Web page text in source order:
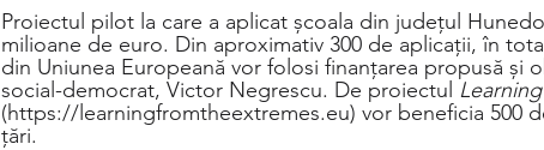
Proiectul pilot la care a aplicat școala din județul
milioane de euro. Din aproximativ 300 de aplicații, în
din Uniunea Europeană vor folosi finanțarea propusă și
social-democrat, Victor Negrescu. De proiectul
(https://learningfromtheextremes.eu) vor beneficia 500
țări.